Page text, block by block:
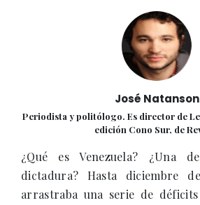
José Natanson
Periodista y politólogo. Es director de
edición Cono Sur, de
¿Qué es Venezuela? ¿Una
dictadura? Hasta diciembre
arrastraba una serie de